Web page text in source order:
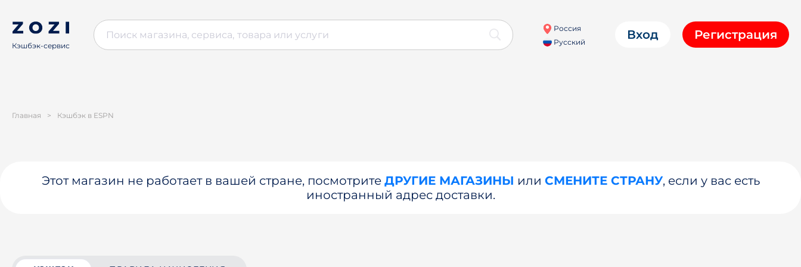
Кэшбэк-сервис
Россия
Русский
Вход Регистрация
Главная > Кэшбэк в ESPN
Этот магазин не работает в вашей стране, посмотрите ДРУГИЕ МАГАЗИНЫ или СМЕНИТЕ СТРАНУ, если у вас есть
иностранный адрес доставки.